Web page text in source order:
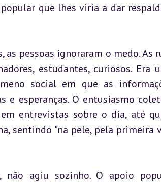
que lhes viria a dar
pessoas ignoraram o medo. As
estudantes, curiosos. Era
social em que as
e esperanças. O entusiasmo
entrevistas sobre o dia, até
sentindo "na pele, pela primeira
não agiu sozinho. O apoio